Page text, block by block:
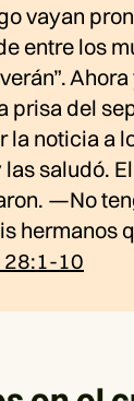
vayan
entre los
prisa del
la noticia a
saludó.
—No
hermanos
28:1-10